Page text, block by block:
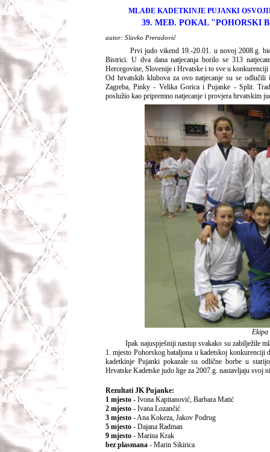
MLAĐE KADETKINJE PUJANKI
39. MEĐ. POKAL "POHORSKI
autor: Slavko Preradović
Prvi judo vikend 19.-20.01. u novoj 2008.g.
Bistrici. U dva dana natjecanja borilo se 313
Hercegovine, Slovenije i Hrvatske i to sve u
Od hrvatskih klubova za ovo natjecanje su se
Zagreba, Pinky - Velika Gorica i Pujanke - Split.
poslužio kao pripremno natjecanje i provjera hrvatskim
Ekipa
Ipak najuspješniji nastup svakako su zabilježile
1. mjesto Pohorskog bataljona u kadetskoj
kadetkinje Pujanki pokazale su odlične borbe u
Hrvatske Kadetske judo lige za 2007.g. nastavljaju svoj
Rezultati JK Pujanke:
1 mjesto - Ivona Kapitanović, Barbara Matić
2 mjesto - Ivana Lozančić
3 mjesto - Ana Kokeza, Jakov Podrug
5 mjesto - Dajana Radman
9 mjesto - Marina Krak
bez plasmana - Marin Sikirica